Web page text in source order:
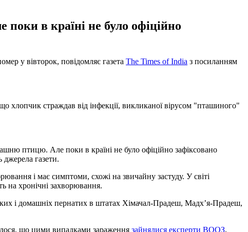
поки в країні не було офіційно
у вівторок, повідомляє газета The Times of India з посиланням
страждав від інфекції, викликаної вірусом "пташиного"
птицю. Але поки в країні не було офіційно зафіксовано
джерела газети.
і має симптоми, схожі на звичайну застуду. У світі
на хронічні захворювання.
і домашніх пернатих в штатах Хімачал-Прадеш, Мадх’я-Прадеш,
що цими випадками зараження зайнялися експерти ВООЗ.